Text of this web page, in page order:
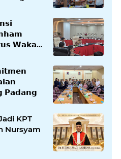
𝗪𝗮𝗸𝗮𝗳
𝗣𝗮𝗱𝗮𝗻𝗴
KPT
Nursyam